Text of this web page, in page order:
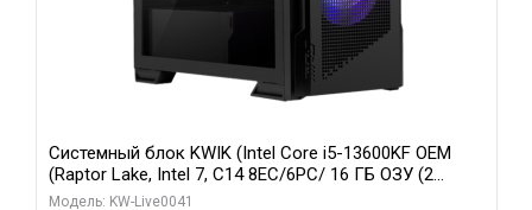
Системный блок KWIK (Intel Core i5-13600KF OEM
(Raptor Lake, Intel 7, C14 8EC/6PC/ 16 ГБ ОЗУ (2
модуля)/ Palit RTX5080 GAMINGPRO OC 16GB GDDR7
Модель: KW-Live0041